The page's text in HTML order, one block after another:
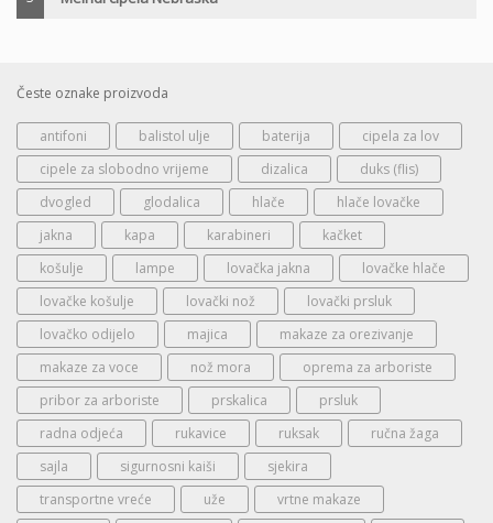
Česte oznake proizvoda
antifoni balistol ulje baterija
cipela za lov
cipele za slobodno vrijeme
dizalica
duks (flis)
dvogled
glodalica hlače
hlače lovačke
jakna
kapa karabineri
kačket
košulje
lampe lovačka jakna
lovačke hlače
lovačke košulje
lovački nož
lovački prsluk
lovačko odijelo
majica
makaze za orezivanje
makaze za voce
nož mora
oprema za arboriste
pribor za arboriste
prskalica
prsluk
radna odjeća
rukavice ruksak
ručna žaga
sajla
sigurnosni kaiši
sjekira
transportne vreće
uže
vrtne makaze